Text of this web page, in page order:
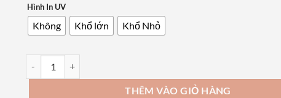
Hình In UV
Không Khổ lớn Khổ Nhỏ
THÊM VÀO GIỎ HÀNG